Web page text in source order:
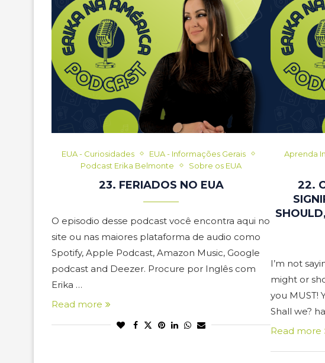
EUA - Curiosidades
EUA - Informações Gerais
Podcast Erika Belmonte
Sobre os EUA
23. FERIADOS NO EUA
O episodio desse podcast você encontra aqui no
site ou nas maiores plataforma de audio como
Spotify, Apple Podcast, Amazon Music, Google
podcast and Deezer. Procure por Inglês com
Erika …
Read more
Aprenda
22.
I’m not
might or
you MUST!
Shall we?
Read more